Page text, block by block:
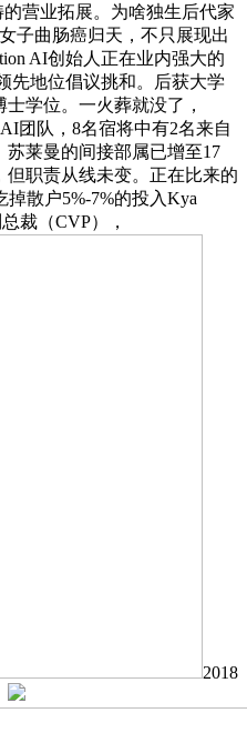
营业拓展。为啥独生后代家
子曲肠癌归天，不只展现出
AI创始人正在业内强大的
先地位倡议挑和。后获大学
学位。一火葬就没了，
团队，8名宿将中有2名来自
苏莱曼的间接部属已增至17
但职责从线未变。正在比来的
散户5%-7%的投入Kya
裁（CVP），
2018